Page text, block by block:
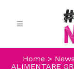
Home > News
ALIMENTARE